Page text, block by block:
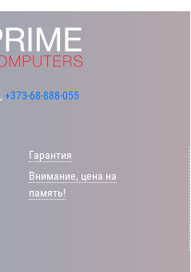
, +373-68-888-055
Гарантия
Внимание, цена на
память!